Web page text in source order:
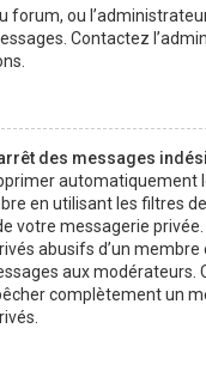
forum, ou
Contactez
des messages
automatiquement
en utilisant les filtres
votre messagerie
abusifs d’un membre
aux modérateurs.
complètement un